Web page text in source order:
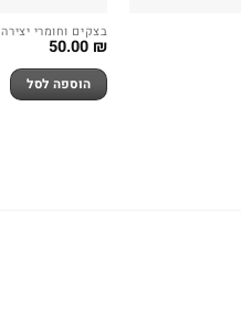
בצקים וחומרי יצירה
50.00 ₪
הוספה לסל